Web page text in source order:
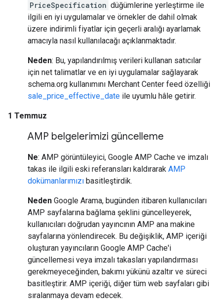
PriceSpecification düğümlerine yerleştirme ile
ilgili en iyi uygulamalar ve örnekler de dahil olmak
üzere indirimli fiyatlar için geçerli aralığı ayarlamak
amacıyla nasıl kullanılacağı açıklanmaktadır.
Neden: Bu, yapılandırılmış verileri kullanan satıcılar
için net talimatlar ve en iyi uygulamalar sağlayarak
schema.org kullanımını Merchant Center feed özelliği
sale_price_effective_date ile uyumlu hâle getirir.
1 Temmuz
AMP belgelerimizi güncelleme
Ne: AMP görüntüleyici, Google AMP Cache ve imzalı
takas ile ilgili eski referansları kaldırarak AMP
dokümanlarımızı basitleştirdik.
Neden Google Arama, bugünden itibaren kullanıcıları
AMP sayfalarına bağlama şeklini güncelleyerek,
kullanıcıları doğrudan yayıncının AMP ana makine
sayfalarına yönlendirecek. Bu değişiklik, AMP içeriği
oluşturan yayıncıların Google AMP Cache'i
güncellemesi veya imzalı takasları yapılandırması
gerekmeyeceğinden, bakımı yükünü azaltır ve süreci
basitleştirir. AMP içeriği, diğer tüm web sayfaları gibi
sıralanmaya devam edecek.